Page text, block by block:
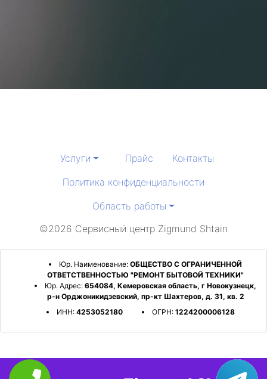
Услуги Прайс
Контакты
Политика конфиденциальности
Область работы
©2026 Сервисный центр Zigmund Shtain
Юр. Наименование: ОБЩЕСТВО С ОГРАНИЧЕННОЙ
ОТВЕТСТВЕННОСТЬЮ "РЕМОНТ БЫТОВОЙ ТЕХНИКИ"
Юр. Адрес: 654084, Кемеровская область, г Новокузнецк,
р-н Орджоникидзевский, пр-кт Шахтеров, д. 31, кв. 2
ИНН: 4253052180 ОГРН: 1224200006128